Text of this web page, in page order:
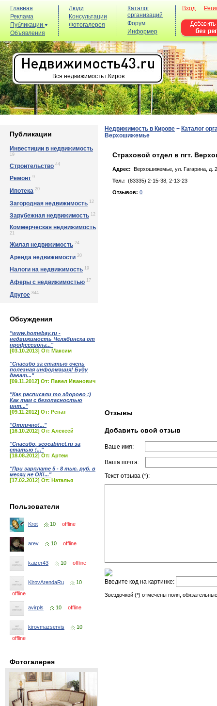
Главная
Реклама
Публикации
Объявления
Люди
Консультации
Фотогалерея
Каталог
организаций
Форум
Информер
Вход
Вся недвижимость г.Киров
Публикации
Инвестиции в недвижимость
19
Строительство 44
Ремонт 9
Ипотека 20
Загородная недвижимость 12
Зарубежная недвижимость 12
Коммерческая недвижимость
21
Жилая недвижимость 24
Аренда недвижимости 20
Налоги на недвижимость 19
Аферы с недвижимостью 17
Другое 844
Обсуждения
"www.homebay.ru -
недвижимость Челябинска от
профессиона..."
[03.10.2013] От: Максим
"Спасибо за статью очень
полезная информация! Буду
дават..."
[09.11.2012] От: Павел Иванович
"Как расписали то здорово :)
Как там с безопасностью
инт..."
[09.11.2012] От: Ренат
"Отлично!..."
[16.10.2012] От: Алексей
"Спасибо, seocabinet.ru за
статью !..."
[18.08.2012] От: Артем
"При зарплате 5 - 8 тыс. руб. в
месяц не ОК!..."
[17.02.2012] От: Наталья
Пользователи
Krot 10 offline
arev 10 offline
kaizer43 10 offline
KirovArendaRu
10
offline
avirpls 10 offline
kirovmazservis
10
offline
Фотогалерея
Недвижимость в Кирове − Каталог
Верхошижемье
Страховой отдел в пгт.
Адрес: Верхошижемье, ул. Гaгapинa, д.
Тел.: (83335) 2-15-38, 2-13-23
Отзывов: 0
Отзывы
Добавить свой отзыв
Ваше имя:
Ваша почта:
Текст отзыва (*):
Введите код на картинке:
Звездочкой (*) отмечены поля,